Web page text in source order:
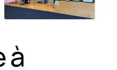
lundi